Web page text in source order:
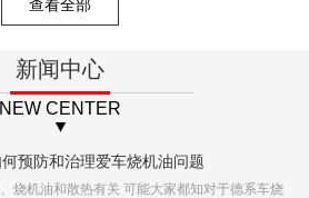
查看全部
新闻中心
NEW CENTER
预防和治理爱车烧机油问题
烧机油和散热有关 可能大家都知对于德系车烧